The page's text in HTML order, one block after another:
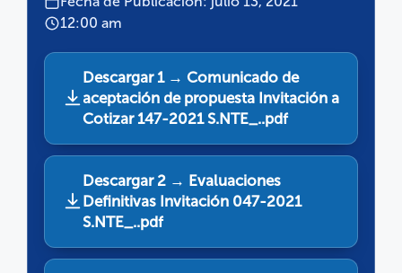
12:00 am
Descargar 1 → Comunicado de
aceptación de propuesta Invitación a
Cotizar 147-2021 S.NTE_..pdf
Descargar 2 → Evaluaciones
Definitivas Invitación 047-2021
S.NTE_..pdf